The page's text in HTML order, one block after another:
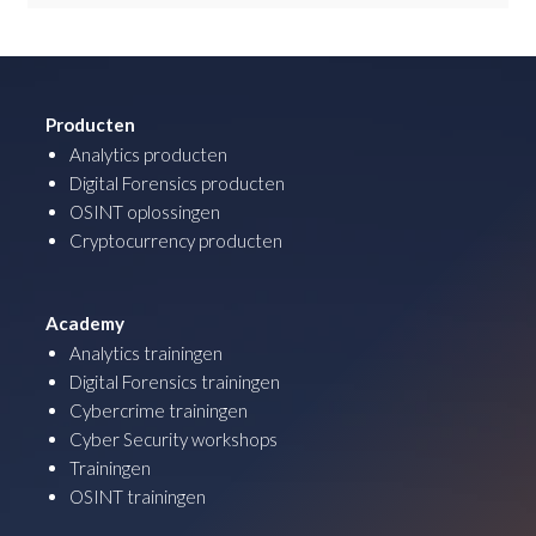
Producten
Analytics producten
Digital Forensics producten
OSINT oplossingen
Cryptocurrency producten
Academy
Analytics trainingen
Digital Forensics trainingen
Cybercrime trainingen
Cyber Security workshops
Trainingen
OSINT trainingen